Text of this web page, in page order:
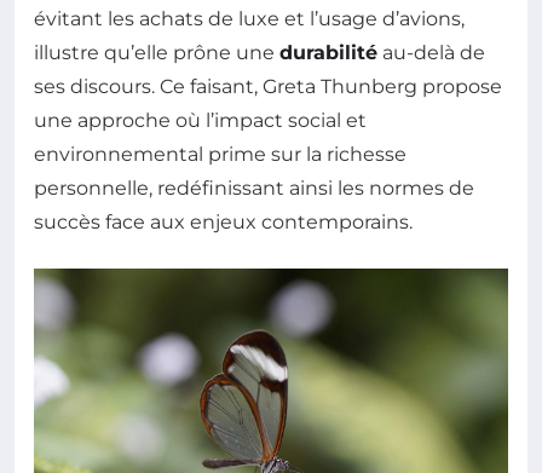
évitant les achats de luxe et l’usage d’avions,
illustre qu’elle prône une durabilité au-delà de
ses discours. Ce faisant, Greta Thunberg propose
une approche où l’impact social et
environnemental prime sur la richesse
personnelle, redéfinissant ainsi les normes de
succès face aux enjeux contemporains.